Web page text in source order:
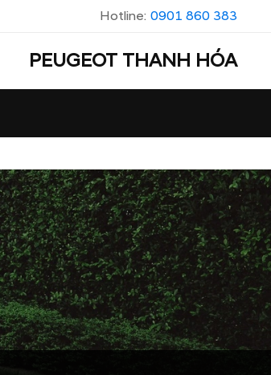
Hotline: 0901 860 383
PEUGEOT THANH HÓA